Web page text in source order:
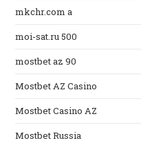
mkchr.com a
moi-sat.ru 500
mostbet az 90
Mostbet AZ Casino
Mostbet Casino AZ
Mostbet Russia